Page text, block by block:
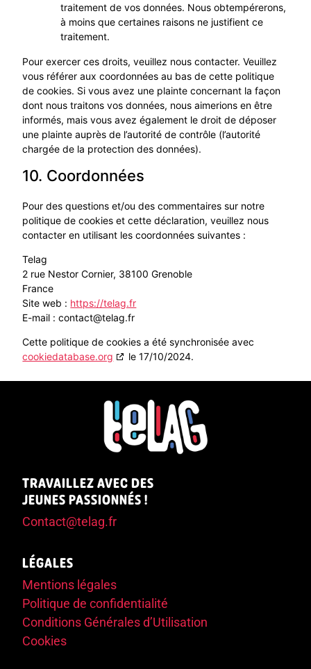
traitement de vos données. Nous obtempérerons,
à moins que certaines raisons ne justifient ce
traitement.
Pour exercer ces droits, veuillez nous contacter. Veuillez
vous référer aux coordonnées au bas de cette politique
de cookies. Si vous avez une plainte concernant la façon
dont nous traitons vos données, nous aimerions en être
informés, mais vous avez également le droit de déposer
une plainte auprès de l’autorité de contrôle (l’autorité
chargée de la protection des données).
10. Coordonnées
Pour des questions et/ou des commentaires sur notre
politique de cookies et cette déclaration, veuillez nous
contacter en utilisant les coordonnées suivantes :
Telag
2 rue Nestor Cornier, 38100 Grenoble
France
Site web : https://telag.fr
E-mail :contact@telag.fr
Cette politique de cookies a été synchronisée avec
cookiedatabase.org
le 17/10/2024.
TRAVAILLEZ AVEC DES
JEUNES PASSIONNÉS !
Contact@telag.fr
LÉGALES
Mentions légales
Politique de confidentialité
Conditions Générales d’Utilisation
Cookies